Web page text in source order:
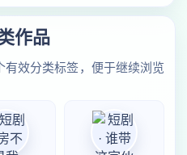
作品
效分类标签，便于继续浏览